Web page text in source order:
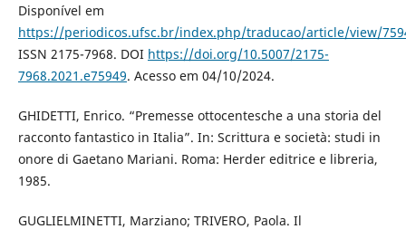
Disponível em
https://periodicos.ufsc.br/index.php/traducao/article/view/
ISSN 2175-7968. DOI https://doi.org/10.5007/2175-
7968.2021.e75949. Acesso em 04/10/2024.
GHIDETTI, Enrico. “Premesse ottocentesche a una storia del
racconto fantastico in Italia”. In: Scrittura e società: studi in
onore di Gaetano Mariani. Roma: Herder editrice e libreria,
1985.
GUGLIELMINETTI, Marziano; TRIVERO, Paola. Il